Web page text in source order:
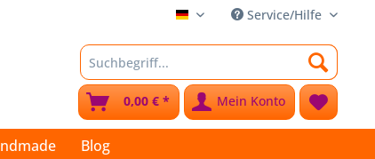
Stoffkleks Service/Hilfe
Mein Konto
0,00 € *
Blog